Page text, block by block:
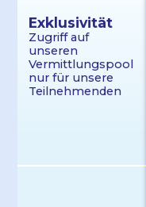
Exklu­sivität
Zugriff auf
unseren
Vermittlungs­pool
nur für unsere
Teilnehm­enden